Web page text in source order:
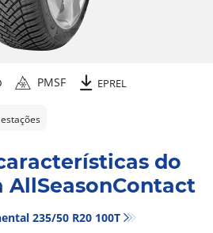
PMSF EPREL
do
AllSeasonContact
235/50 R20 100T